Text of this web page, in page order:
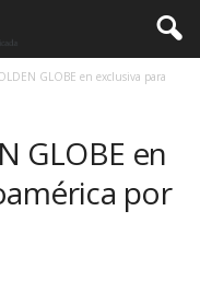
GLOBE en exclusiva para
GLOBE en
por